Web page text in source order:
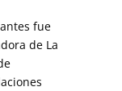
fue
de La